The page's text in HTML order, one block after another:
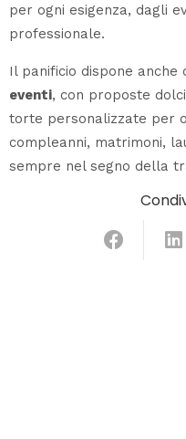
per ogni esigenza, dagli
professionale.
Il panificio dispone anche
eventi, con proposte
torte personalizzate per
compleanni, matrimoni,
sempre nel segno della